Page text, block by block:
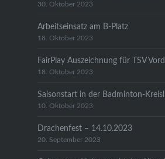
30. Oktober 2023
Arbeitseinsatz am B-Platz
18. Oktober 2023
FairPlay Auszeichnung für TSV
18. Oktober 2023
Saisonstart in der Badminton-
10. Oktober 2023
Drachenfest – 14.10.2023
20. September 2023